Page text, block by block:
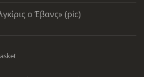
ο Έβανς» (pic)